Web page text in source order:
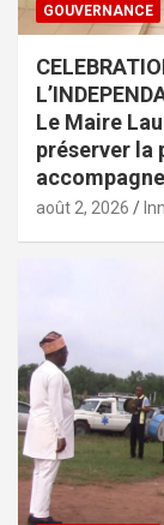
GOUVERNANCE
Le Maire
préserver la
août 2, 2026